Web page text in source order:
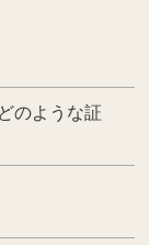
のような証